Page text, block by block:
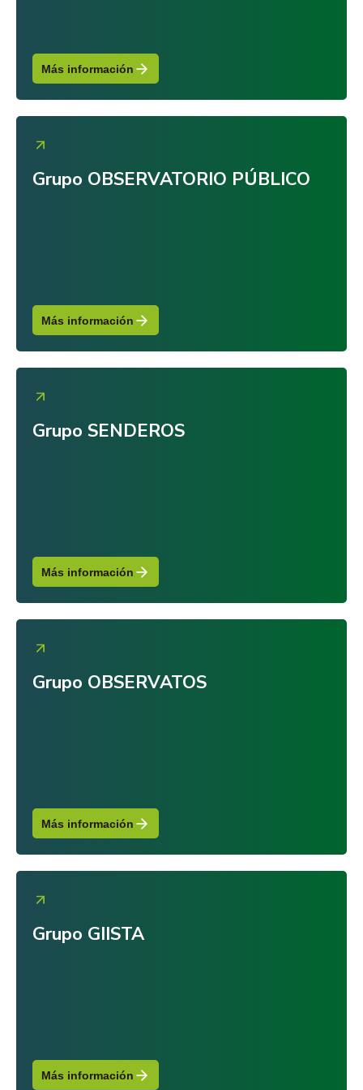
Más información
Grupo OBSERVATORIO PÚBLICO
Más información
Grupo SENDEROS
Más información
Grupo OBSERVATOS
Más información
Grupo GIISTA
Más información